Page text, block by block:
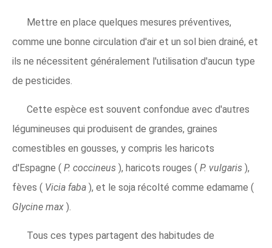
Mettre en place quelques mesures préventives,
comme une bonne circulation d'air et un sol bien drainé, et
ils ne nécessitent généralement l'utilisation d'aucun type
de pesticides.
Cette espèce est souvent confondue avec d'autres
légumineuses qui produisent de grandes, graines
comestibles en gousses, y compris les haricots
d'Espagne ( P. coccineus ), haricots rouges ( P. vulgaris ),
fèves ( Vicia faba ), et le soja récolté comme edamame (
Glycine max ).
Tous ces types partagent des habitudes de